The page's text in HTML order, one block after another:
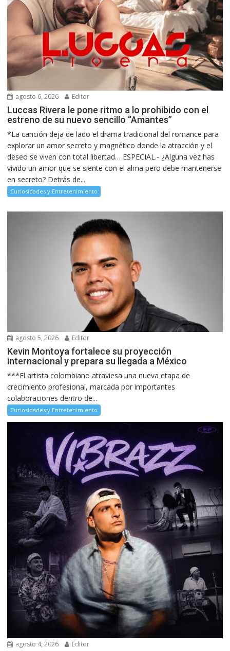
agosto 6, 2026 Editor
Luccas Rivera le pone ritmo a lo prohibido con el
estreno de su nuevo sencillo “Amantes”
*La canción deja de lado el drama tradicional del romance para
explorar un amor secreto y magnético donde la atracción y el
deseo se viven con total libertad… ESPECIAL.- ¿Alguna vez has
vivido un amor que se siente con el alma pero debe mantenerse
en secreto? Detrás de...
Curiosidades y Entretenimiento
agosto 5, 2026 Editor
Kevin Montoya fortalece su proyección
internacional y prepara su llegada a México
***El artista colombiano atraviesa una nueva etapa de
crecimiento profesional, marcada por importantes
colaboraciones dentro de...
Curiosidades y Entretenimiento
agosto 4, 2026 Editor